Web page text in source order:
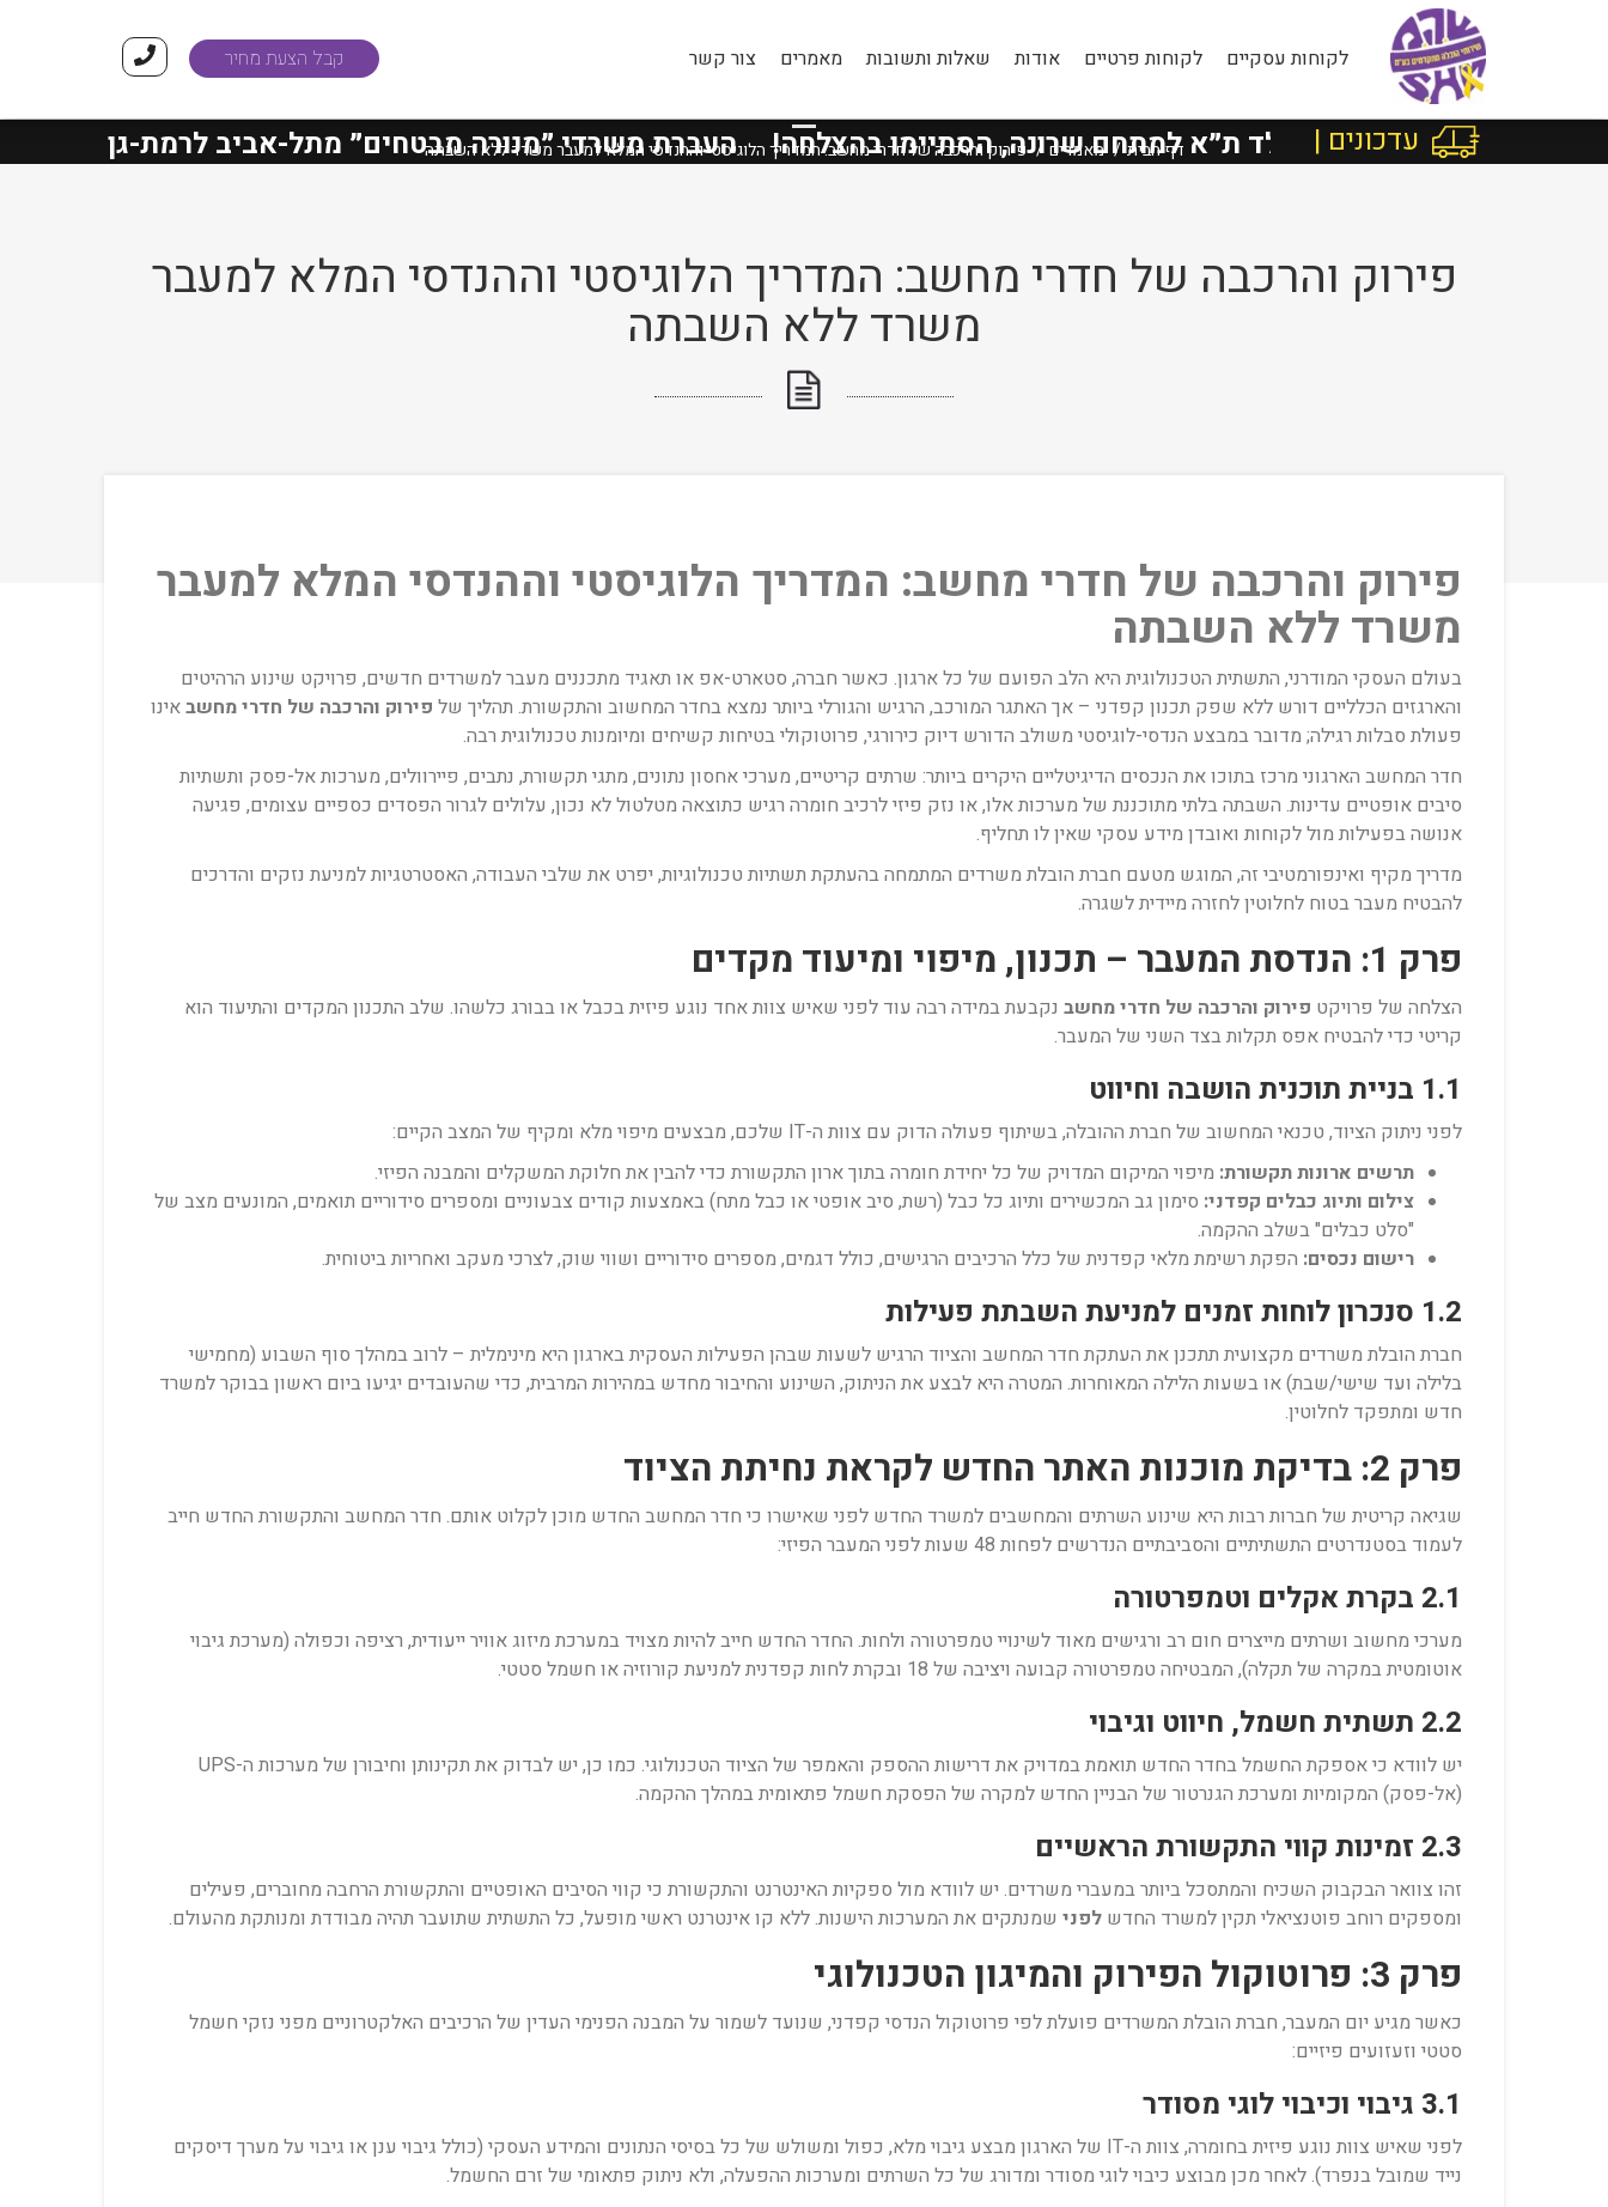
קבל הצעת מחיר לקוחות עסקיים לקוחות פרטיים אודות שאלות ותשובות מאמרים צור קשר
טיפים ומאמרים
דף הבית מאמרים פירוק והרכבה של חדרי מחשב: המדריך הלוגיסטי וההנדסי המלא למעבר משרד ללא השבתה עדכונים |
בישראל מרוטשילד ת״א למתחם שרונה, הסתיימו בהצלחה! העברת משרדי״מנורה מבטחים״מתל-אביב לרמת-גן הסתיימו
פירוק והרכבה של חדרי מחשב: המדריך הלוגיסטי וההנדסי המלא למעבר
משרד ללא השבתה
פירוק והרכבה של חדרי מחשב: המדריך הלוגיסטי וההנדסי המלא למעבר
משרד ללא השבתה
בעולם העסקי המודרני, התשתית הטכנולוגית היא הלב הפועם של כל ארגון. כאשר חברה, סטארט-אפ או תאגיד מתכננים מעבר למשרדים חדשים, פרויקט שינוע הרהיטים
והארגזים הכלליים דורש ללא שפק תכנון קפדני – אך האתגר המורכב, הרגיש והגורלי ביותר נמצא בחדר המחשוב והתקשורת. תהליך של פירוק והרכבה של חדרי מחשבאינו
פעולת סבלות רגילה; מדובר במבצע הנדסי-לוגיסטי משולב הדורש דיוק כירורגי, פרוטוקולי בטיחות קשיחים ומיומנות טכנולוגית רבה.
חדר המחשב הארגוני מרכז בתוכו את הנכסים הדיגיטליים היקרים ביותר: שרתים קריטיים, מערכי אחסון נתונים, מתגי תקשורת, נתבים, פיירוולים, מערכות אל-פסק ותשתיות
סיבים אופטיים עדינות. השבתה בלתי מתוכננת של מערכות אלו, או נזק פיזי לרכיב חומרה רגיש כתוצאה מטלטול לא נכון, עלולים לגרור הפסדים כספיים עצומים, פגיעה
אנושה בפעילות מול לקוחות ואובדן מידע עסקי שאין לו תחליף.
מדריך מקיף ואינפורמטיבי זה, המוגש מטעם חברת הובלת משרדים המתמחה בהעתקת תשתיות טכנולוגיות, יפרט את שלבי העבודה, האסטרטגיות למניעת נזקים והדרכים
להבטיח מעבר בטוח לחלוטין לחזרה מיידית לשגרה.
פרק 1: הנדסת המעבר – תכנון, מיפוי ומיעוד מקדים
הצלחה של פרויקט פירוק והרכבה של חדרי מחשב נקבעת במידה רבה עוד לפני שאיש צוות אחד נוגע פיזית בכבל או בבורג כלשהו. שלב התכנון המקדים והתיעוד הוא
קריטי כדי להבטיח אפס תקלות בצד השני של המעבר.
1.1 בניית תוכנית הושבה וחיווט
לפני ניתוק הציוד, טכנאי המחשוב של חברת ההובלה, בשיתוף פעולה הדוק עם צוות ה-IT שלכם, מבצעים מיפוי מלא ומקיף של המצב הקיים:
תרשים ארונות תקשורת: מיפוי המיקום המדויק של כל יחידת חומרה בתוך ארון התקשורת כדי להבין את חלוקת המשקלים והמבנה הפיזי.
צילום ותיוג כבלים קפדני: סימון גב המכשירים ותיוג כל כבל (רשת, סיב אופטי או כבל מתח) באמצעות קודים צבעוניים ומספרים סידוריים תואמים, המונעים מצב של
"סלט כבלים" בשלב ההקמה.
רישום נכסים: הפקת רשימת מלאי קפדנית של כלל הרכיבים הרגישים, כולל דגמים, מספרים סידוריים ושווי שוק, לצרכי מעקב ואחריות ביטוחית.
1.2 סנכרון לוחות זמנים למניעת השבתת פעילות
חברת הובלת משרדים מקצועית תתכנן את העתקת חדר המחשב והציוד הרגיש לשעות שבהן הפעילות העסקית בארגון היא מינימלית – לרוב במהלך סוף השבוע (מחמישי
בלילה ועד שישי/שבת) או בשעות הלילה המאוחרות. המטרה היא לבצע את הניתוק, השינוע והחיבור מחדש במהירות המרבית, כדי שהעובדים יגיעו ביום ראשון בבוקר למשרד
חדש ומתפקד לחלוטין.
פרק 2: בדיקת מוכנות האתר החדש לקראת נחיתת הציוד
שגיאה קריטית של חברות רבות היא שינוע השרתים והמחשבים למשרד החדש לפני שאישרו כי חדר המחשב החדש מוכן לקלוט אותם. חדר המחשב והתקשורת החדש חייב
לעמוד בסטנדרטים התשתיתיים והסביבתיים הנדרשים לפחות 48 שעות לפני המעבר הפיזי:
2.1 בקרת אקלים וטמפרטורה
מערכי מחשוב ושרתים מייצרים חום רב ורגישים מאוד לשינויי טמפרטורה ולחות. החדר החדש חייב להיות מצויד במערכת מיזוג אוויר ייעודית, רציפה וכפולה (מערכת גיבוי
אוטומטית במקרה של תקלה), המבטיחה טמפרטורה קבועה ויציבה של 18 ובקרת לחות קפדנית למניעת קורוזיה או חשמל סטטי.
2.2 תשתית חשמל, חיווט וגיבוי
יש לוודא כי אספקת החשמל בחדר החדש תואמת במדויק את דרישות ההספק והאמפר של הציוד הטכנולוגי. כמו כן, יש לבדוק את תקינותן וחיבורן של מערכות ה-UPS
(אל-פסק) המקומיות ומערכת הגנרטור של הבניין החדש למקרה של הפסקת חשמל פתאומית במהלך ההקמה.
2.3 זמינות קווי התקשורת הראשיים
זהו צוואר הבקבוק השכיח והמתסכל ביותר במעברי משרדים. יש לוודא מול ספקיות האינטרנט והתקשורת כי קווי הסיבים האופטיים והתקשורת הרחבה מחוברים, פעילים
ומספקים רוחב פוטנציאלי תקין למשרד החדש לפני שמנתקים את המערכות הישנות. ללא קו אינטרנט ראשי מופעל, כל התשתית שתועבר תהיה מבודדת ומנותקת מהעולם.
פרק 3: פרוטוקול הפירוק והמיגון הטכנולוגי
כאשר מגיע יום המעבר, חברת הובלת המשרדים פועלת לפי פרוטוקול הנדסי קפדני, שנועד לשמור על המבנה הפנימי העדין של הרכיבים האלקטרוניים מפני נזקי חשמל
סטטי וזעזועים פיזיים:
3.1 גיבוי וכיבוי לוגי מסודר
לפני שאיש צוות נוגע פיזית בחומרה, צוות ה-IT של הארגון מבצע גיבוי מלא, כפול ומשולש של כל בסיסי הנתונים והמידע העסקי (כולל גיבוי ענן או גיבוי על מערך דיסקים
נייד שמובל בנפרד). לאחר מכן מבוצע כיבוי לוגי מסודר ומדורג של כל השרתים ומערכות ההפעלה, ולא ניתוק פתאומי של זרם החשמל.